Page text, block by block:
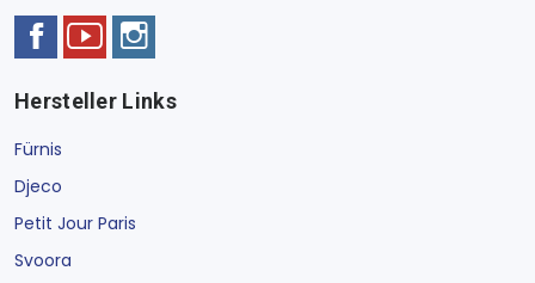
Hersteller Links
Fürnis
Djeco
Petit Jour Paris
Svoora